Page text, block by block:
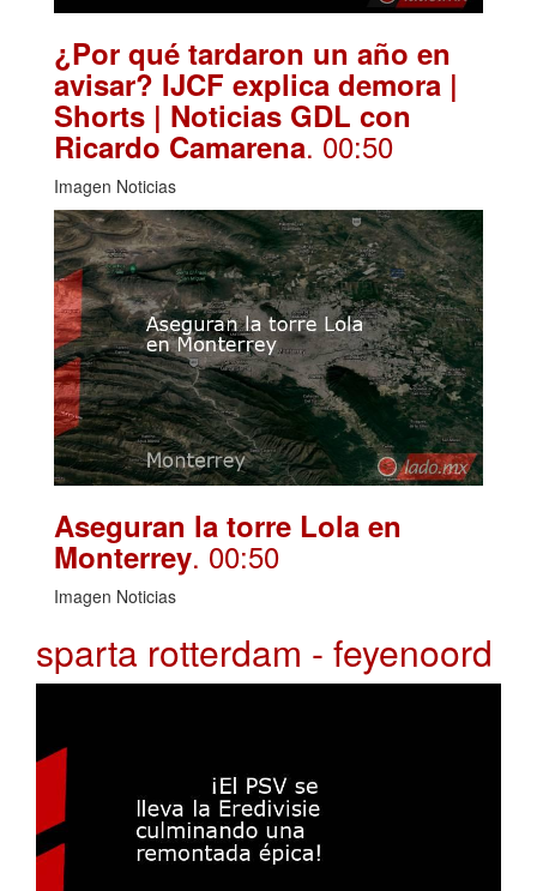
¿Por qué tardaron un año en
avisar? IJCF explica demora |
Shorts | Noticias GDL con
Ricardo Camarena. 00:50
Imagen Noticias
Aseguran la torre Lola en
Monterrey. 00:50
Imagen Noticias
sparta rotterdam - feyenoord